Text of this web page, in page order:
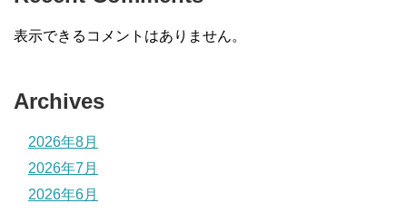
表示できるコメントはありません。
Archives
2026年8月
2026年7月
2026年6月